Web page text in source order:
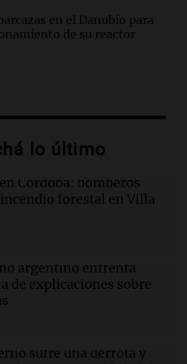
en el Danubio para
de su reactor
Niños se presentó en vivo
tras su disolución por
cómo seguirá el tiempo
cómo seguirá el tiempo
lo último
Córdoba: bomberos
forestal en Villa
argentino enfrenta
de explicaciones sobre
sufre una derrota y